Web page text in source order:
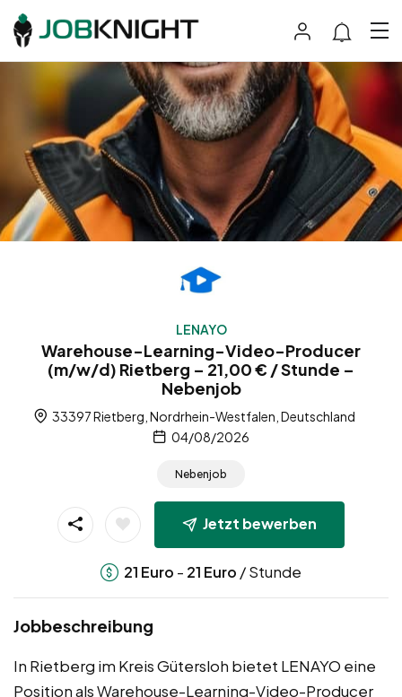
LENAYO
Warehouse-Learning-Video-Producer
(m/w/d) Rietberg – 21,00 € / Stunde –
Nebenjob
33397 Rietberg, Nordrhein-Westfalen, Deutschland
04/08/2026
Nebenjob
Jetzt bewerben
21 Euro - 21 Euro / Stunde
Jobbeschreibung
In Rietberg im Kreis Gütersloh bietet LENAYO eine
Position als Warehouse-Learning-Video-Producer